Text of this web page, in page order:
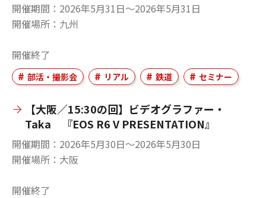
開催期間
2026年5月31日〜2026年5月31日
開催場所
九州
開催終了
部活・撮影会 リアル 鉄道 セミナー
【大阪／15:30の回】ビデオグラファー・
Taka 『EOS R6 V PRESENTATION』
開催期間
2026年5月30日〜2026年5月30日
開催場所
大阪
開催終了